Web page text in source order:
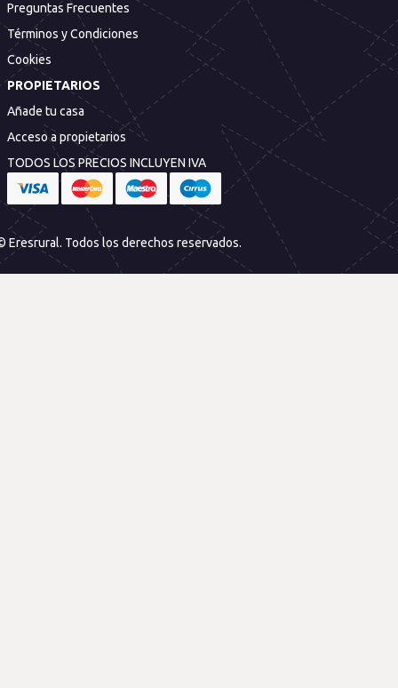
Preguntas Frecuentes
Términos y Condiciones
Cookies
PROPIETARIOS
Añade tu casa
Acceso a propietarios
TODOS LOS PRECIOS INCLUYEN IVA
Eresrural. Todos los derechos reservados.